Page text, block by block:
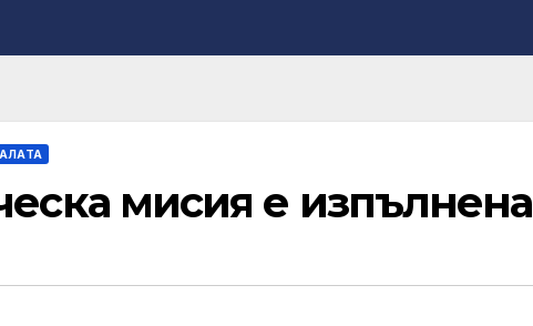
мисия е изпълнена